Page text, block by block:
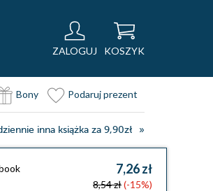
ZALOGUJ KOSZYK
Bony Podaruj prezent
inna książka za 9,90zł
7,26 zł
8,54 zł(-15%)